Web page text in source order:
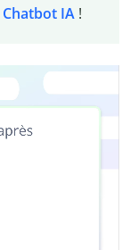
Chatbot IA!